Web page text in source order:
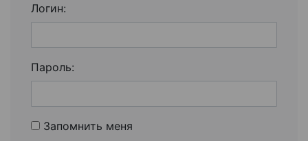
Логин:
Пароль:
Запомнить меня